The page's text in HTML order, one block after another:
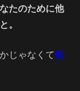
たのために他
。
じゃなくて依